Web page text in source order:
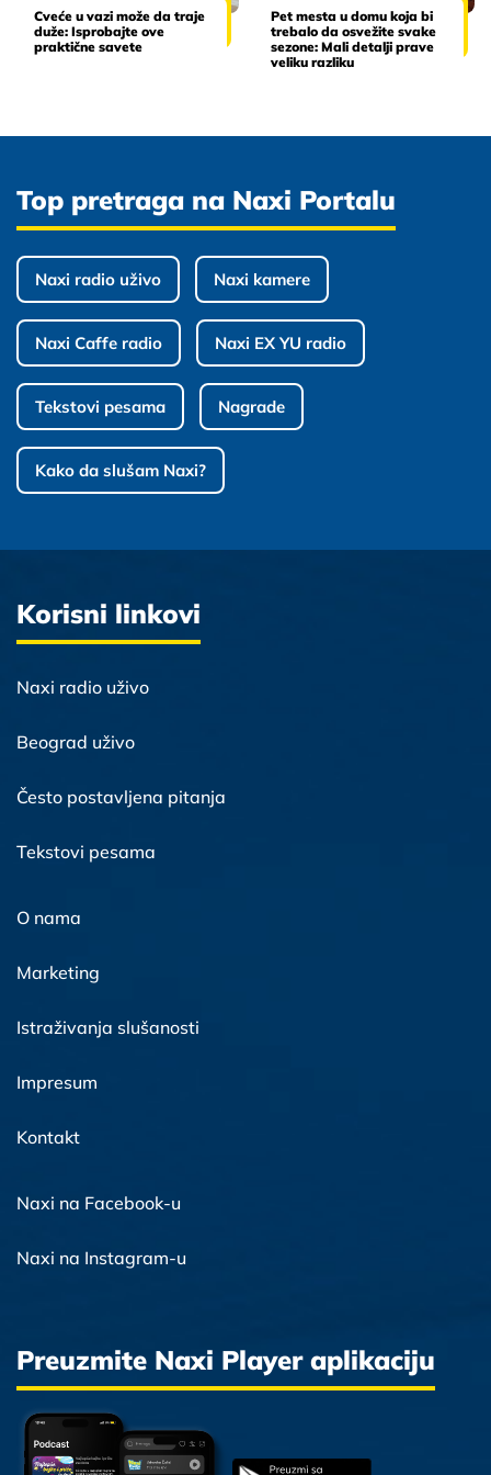
Cveće u vazi može da traje
duže: Isprobajte ove
praktične savete
Pet mesta u domu koja bi
trebalo da osvežite svake
sezone: Mali detalji prave
veliku razliku
Top pretraga na Naxi Portalu
Naxi radio uživo Naxi kamere
Naxi Caffe radio Naxi EX YU radio
Tekstovi pesama Nagrade
Kako da slušam Naxi?
Korisni linkovi
Naxi radio uživo
Beograd uživo
Često postavljena pitanja
Tekstovi pesama
O nama
Marketing
Istraživanja slušanosti
Impresum
Kontakt
Naxi na Facebook-u
Naxi na Instagram-u
Preuzmite Naxi Player aplikaciju